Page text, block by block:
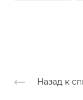
Назад к